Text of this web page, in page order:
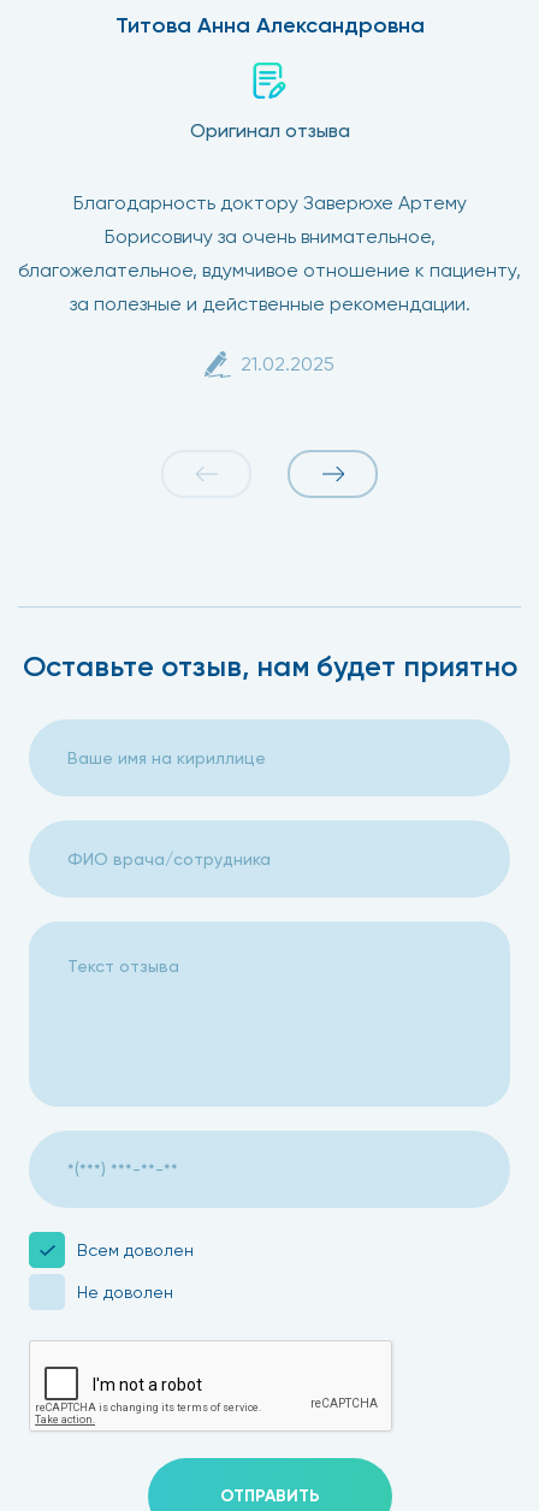
Титова Анна Александровна
Оригинал отзыва
Благодарность доктору Заверюхе Артему
Борисовичу за очень внимательное,
благожелательное, вдумчивое отношение к пациенту,
за полезные и действенные рекомендации.
21.02.2025
Оставьте отзыв, нам будет приятно
Всем доволен
Не доволен
ОТПРАВИТЬ